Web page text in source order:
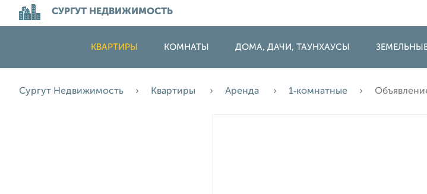
СУРГУТ НЕДВИЖИМОСТЬ
КВАРТИРЫ КОМНАТЫ ДОМА, ДАЧИ, ТАУНХАУСЫ
Сургут Недвижимость Квартиры Аренда 1‑комнатные